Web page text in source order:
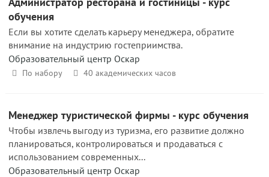
обучения
Если вы хотите сделать карьеру менеджера, обратите
внимание на индустрию гостеприимства.
Образовательный центр Оскар
По набору 40 академических часов
Менеджер туристической фирмы - курс обучения
Чтобы извлечь выгоду из туризма, его развитие должно
планироваться, контролироваться и продаваться с
использованием современных...
Образовательный центр Оскар